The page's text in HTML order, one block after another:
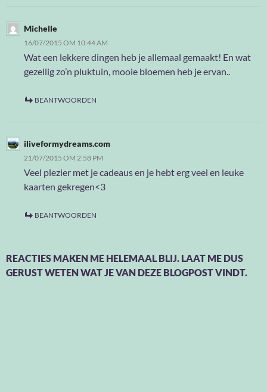
Michelle
16/07/2015 OM 10:44 AM
Wat een lekkere dingen heb je allemaal gemaakt! En wat
gezellig zo’n pluktuin, mooie bloemen heb je ervan..
BEANTWOORDEN
iliveformydreams.com
21/07/2015 OM 2:58 PM
Veel plezier met je cadeaus en je hebt erg veel en leuke
kaarten gekregen<3
BEANTWOORDEN
REACTIES MAKEN ME HELEMAAL BLIJ. LAAT ME DUS
GERUST WETEN WAT JE VAN DEZE BLOGPOST VINDT.